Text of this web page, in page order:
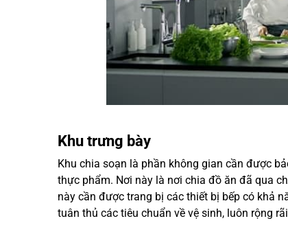
Khu trưng bày
Khu chia soạn là phần không gian cần được
thực phẩm. Nơi này là nơi chia đồ ăn đã qua
này cần được trang bị các thiết bị bếp có khả
tuân thủ các tiêu chuẩn về vệ sinh, luôn rộng